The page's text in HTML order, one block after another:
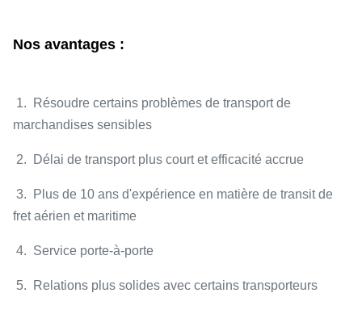
Nos avantages :
1. Résoudre certains problèmes de transport de
marchandises sensibles
2. Délai de transport plus court et efficacité accrue
3. Plus de 10 ans d'expérience en matière de transit de
fret aérien et maritime
4. Service porte-à-porte
5. Relations plus solides avec certains transporteurs